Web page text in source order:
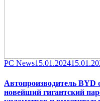
Category
PC NewsPosted
15.01.2024
Автопроизводитель BYD
новейший гигантский